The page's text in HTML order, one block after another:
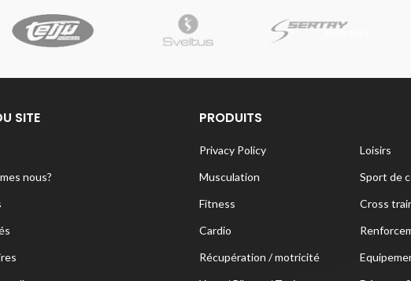
SITE
nous?
PRODUITS
Privacy Policy
Musculation
Fitness
Cardio
Récupération / motricité
Loisirs
Sport de
Cross